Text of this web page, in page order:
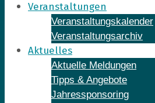
Veranstaltungen
Veranstaltungskalender
Veranstaltungsarchiv
Aktuelles
Aktuelle Meldungen
Tipps & Angebote
Jahressponsoring